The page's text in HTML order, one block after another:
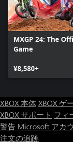
MXGP 24: The
Game
¥8,580+
XBOX 本体XBOX ゲ
XBOX サポート フィ
警告 Microsoft アカ
注文の追跡